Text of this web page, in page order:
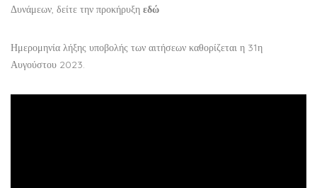
Δυνάμεων, δείτε την προκήρυξη εδώ
Ημερομηνία λήξης υποβολής των αιτήσεων καθορίζεται η 31η
Αυγούστου 2023.